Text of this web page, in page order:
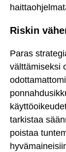
Riskin
Paras
välttämiseksi
tarkistaa
poistaa